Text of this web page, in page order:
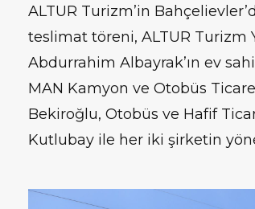
ALTUR Turizm’in
teslimat töreni, ALTUR Turizm
Abdurrahim Albayrak’ın ev
MAN Kamyon ve Otobüs
Bekiroğlu, Otobüs ve Hafif
Kutlubay ile her iki şirketin